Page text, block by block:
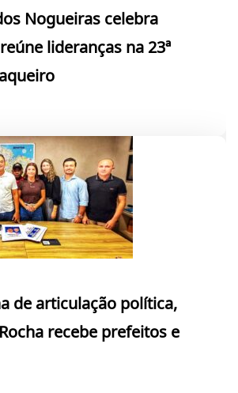
Nogueiras celebra
lideranças na 23ª
de articulação política,
recebe prefeitos e